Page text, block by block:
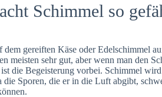
Schimmel so
dem gereiften Käse oder Edelschimmel
meisten sehr gut, aber wenn man den
die Begeisterung vorbei. Schimmel
die Sporen, die er in die Luft abgibt,